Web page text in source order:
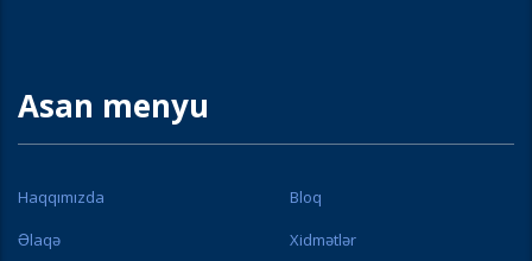
Asan menyu
Haqqımızda
Bloq
Əlaqə
Xidmətlər